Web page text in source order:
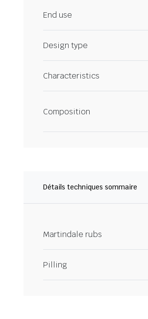
End use
Design type
Characteristics
Composition
Détails techniques sommaire
Martindale rubs
Pilling